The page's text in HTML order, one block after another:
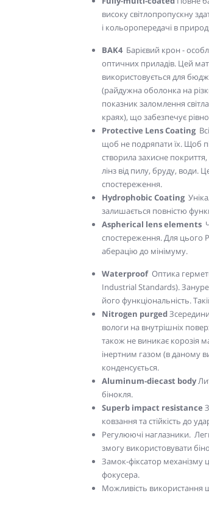
високу світлопропускну
і кольоропередачі в
BAK4 Барієвий крон -
оптичних приладів. Цей
використовується для
(райдужна оболонка на
показник заломлення
краях), що забезпечує
Protective Lens Coating
щоб не подряпати їх. Щоб
створила захисне
лінз від пилу, бруду, води.
спостереження.
Hydrophobic Coating
залишається повністю
Aspherical lens elements
спостереження. Для цього
аберацію до мінімуму.
WaterproofОптика
Industrial Standards).
його функціональність.
Nitrogen purged
вологи на внутрішніх
також не виникає корозія
інертним газом (в даному
конденсується.
Aluminum-diecast body
бінокля.
Superb impact resistance
ковзання та стійкість до
Регулюючі наглазники.
змогу використовувати
Замок-фіксатор
фокусера.
Можливість використання